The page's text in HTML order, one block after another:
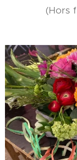
(Hors